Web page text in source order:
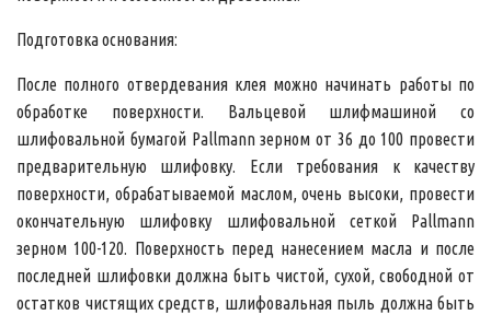
Подготовка основания:
После полного отвердевания клея можно начинать работы по
обработке поверхности. Вальцевой шлифмашиной со
шлифовальной бумагой Pallmann зерном от 36 до 100 провести
предварительную шлифовку. Если требования к качеству
поверхности, обрабатываемой маслом, очень высоки, провести
окончательную шлифовку шлифовальной сеткой Pallmann
зерном 100-120. Поверхность перед нанесением масла и после
последней шлифовки должна быть чистой, сухой, свободной от
остатков чистящих средств, шлифовальная пыль должна быть